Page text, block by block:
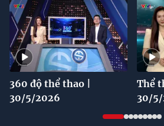
360 độ thể thao |
30/5/2026
Thể
30/